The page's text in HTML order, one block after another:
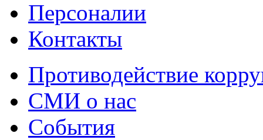
Персоналии
Контакты
Противодействие
СМИ о нас
События